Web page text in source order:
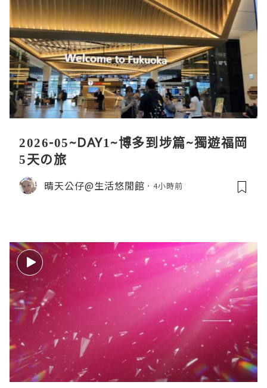
2026-05~DAY1~博多到埗篇~獨遊福岡
5天の旅
晴天公仔@生活悠閒館 4小時前